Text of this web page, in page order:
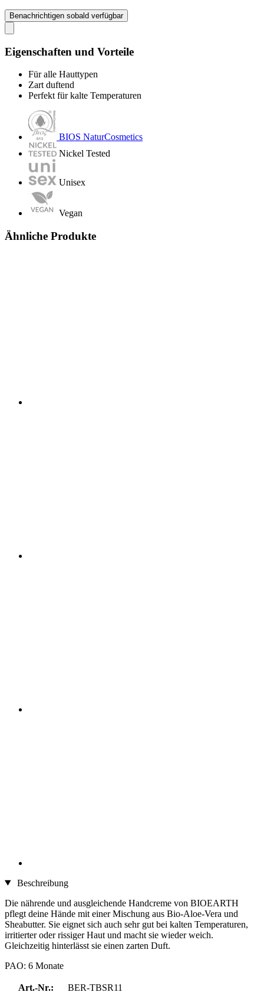
Benachrichtigen sobald verfügbar
Eigenschaften und Vorteile
Für alle Hauttypen
Zart duftend
Perfekt für kalte Temperaturen
BIOS NaturCosmetics
Nickel Tested
Unisex
Vegan
Ähnliche Produkte
Beschreibung
Die nährende und ausgleichende Handcreme von BIOEARTH
pflegt deine Hände mit einer Mischung aus Bio-Aloe-Vera und
Sheabutter. Sie eignet sich auch sehr gut bei kalten Temperaturen,
irritierter oder rissiger Haut und macht sie wieder weich.
Gleichzeitig hinterlässt sie einen zarten Duft.
PAO: 6 Monate
Art.-Nr.: BER-TBSR11